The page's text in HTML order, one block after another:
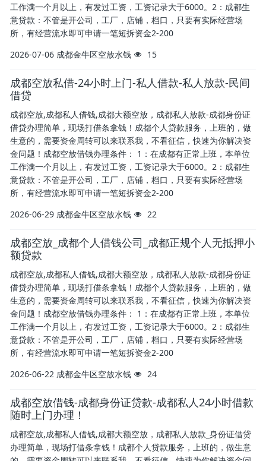
工作满一个月以上，有发过工资，工资记录大于6000。2：成都生
意贷款：不管是开公司，工厂，店铺，档口，只要有实际经营场
所，有经营流水即可申请一笔短拆资金2-200
2026-07-06 成都金牛区空放水钱 15
成都空放私借-24小时上门-私人借款-私人放款-民间
借贷
成都空放,成都私人借钱,成都大额空放，成都私人放款-成都身份证
借贷办理简单，现场打借条拿钱！成都个人贷款服务，上班的，做
生意的，需要资金周转可以来联系我，不看征信，快速为你解决资
金问题！成都空放借钱办理条件： 1：在成都有正常上班，本单位
工作满一个月以上，有发过工资，工资记录大于6000。2：成都生
意贷款：不管是开公司，工厂，店铺，档口，只要有实际经营场
所，有经营流水即可申请一笔短拆资金2-200
2026-06-29 成都金牛区空放水钱 22
成都空放_成都个人借钱公司_成都正规个人无抵押小
额贷款
成都空放,成都私人借钱,成都大额空放，成都私人放款-成都身份证
借贷办理简单，现场打借条拿钱！成都个人贷款服务，上班的，做
生意的，需要资金周转可以来联系我，不看征信，快速为你解决资
金问题！成都空放借钱办理条件： 1：在成都有正常上班，本单位
工作满一个月以上，有发过工资，工资记录大于6000。2：成都生
意贷款：不管是开公司，工厂，店铺，档口，只要有实际经营场
所，有经营流水即可申请一笔短拆资金2-200
2026-06-22 成都金牛区空放水钱 24
成都空放借钱-成都身份证贷款-成都私人24小时借款
随时上门办理！
成都空放,成都私人借钱,成都大额空放，成都私人放款_身份证借贷
办理简单，现场打借条拿钱！成都个人贷款服务，上班的，做生意